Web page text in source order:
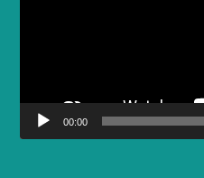
00:00